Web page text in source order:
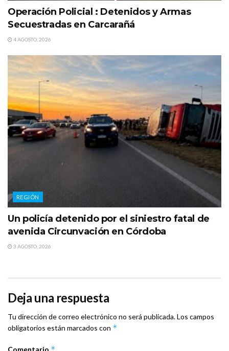
Operación Policial : Detenidos y Armas
Secuestradas en Carcarañá
4 AGOSTO, 2026
REGIÓN
Un policía detenido por el siniestro fatal de
avenida Circunvación en Córdoba
3 AGOSTO, 2026
Deja una respuesta
Tu dirección de correo electrónico no será publicada.Los campos
obligatorios están marcados con *